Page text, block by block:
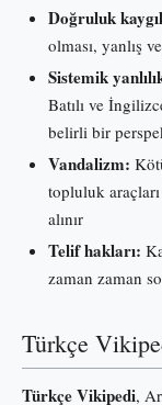
Doğruluk
olması, yanlış
Sistemik
Batılı ve
belirli bir
Vandalizm:
topluluk
alınır
Telif hakları:
zaman zaman
Türkçe
Türkçe Vikipedi,